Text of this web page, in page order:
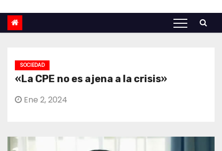
SOCIEDAD
«La CPE no es ajena a la crisis»
Ene 2, 2024